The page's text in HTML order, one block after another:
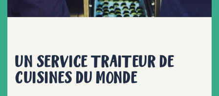
UN SERVICE TRAITEUR DE
CUISINES DU MONDE